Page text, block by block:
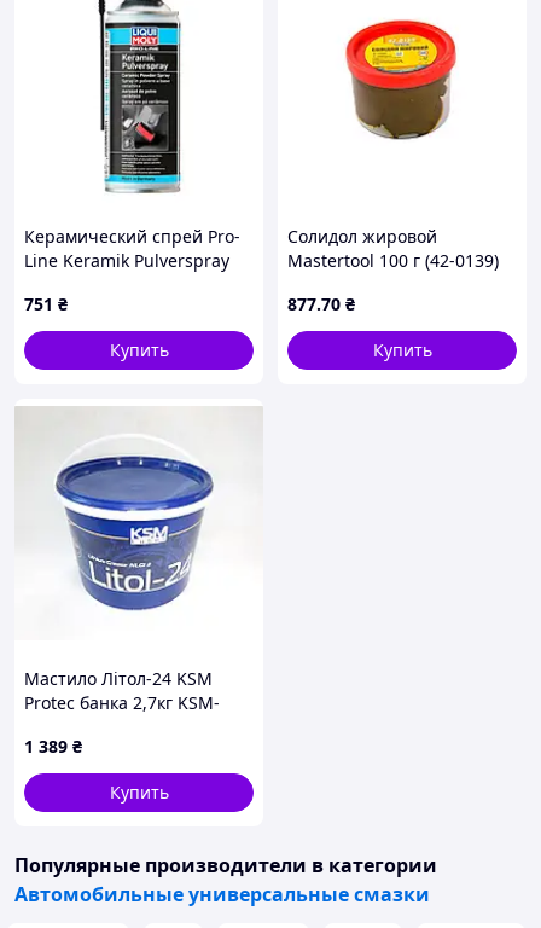
Керамический спрей Pro-
Line Keramik Pulverspray
751 ₴
Купить
Солидол жировой
Mastertool 100 г (42-0139)
877.70 ₴
Купить
Мастило Літол-24 KSM
Protec банка 2,7кг KSM-
1 389 ₴
Купить
Популярные производители в категории
Автомобильные универсальные смазки